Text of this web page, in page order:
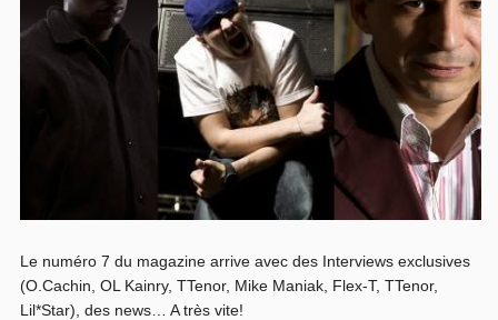
Le numéro 7 du magazine arrive avec des Interviews exclusives
(O.Cachin, OL Kainry, TTenor, Mike Maniak, Flex-T, TTenor,
Lil*Star), des news… A très vite!